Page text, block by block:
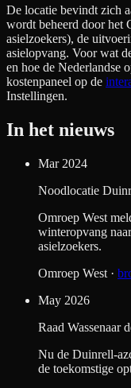
De locatie bevindt zich
wordt beheerd door het
asielzoekers), de
asielopvang. Voor wat
en hoe de Nederlandse
kostenpaneel op de
Instellingen.
In het nieuws
Mar 2024
Noodlocatie
Omroep West
winteropvang
asielzoekers.
Omroep West ·
May 2026
Raad Wassenaar
Nu de Duinrell-
de toekomstige